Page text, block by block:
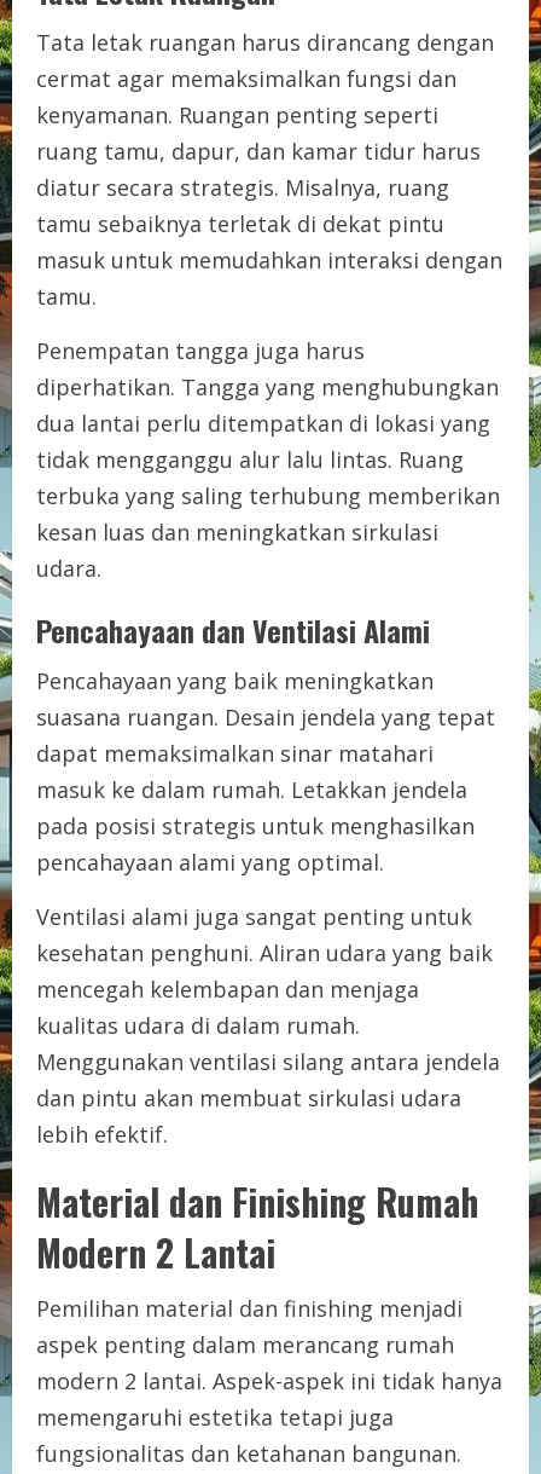
Tata letak ruangan harus dirancang dengan
cermat agar memaksimalkan fungsi dan
kenyamanan. Ruangan penting seperti
ruang tamu, dapur, dan kamar tidur harus
diatur secara strategis. Misalnya, ruang
tamu sebaiknya terletak di dekat pintu
masuk untuk memudahkan interaksi dengan
tamu.
Penempatan tangga juga harus
diperhatikan. Tangga yang menghubungkan
dua lantai perlu ditempatkan di lokasi yang
tidak mengganggu alur lalu lintas. Ruang
terbuka yang saling terhubung memberikan
kesan luas dan meningkatkan sirkulasi
udara.
Pencahayaan dan Ventilasi Alami
Pencahayaan yang baik meningkatkan
suasana ruangan. Desain jendela yang tepat
dapat memaksimalkan sinar matahari
masuk ke dalam rumah. Letakkan jendela
pada posisi strategis untuk menghasilkan
pencahayaan alami yang optimal.
Ventilasi alami juga sangat penting untuk
kesehatan penghuni. Aliran udara yang baik
mencegah kelembapan dan menjaga
kualitas udara di dalam rumah.
Menggunakan ventilasi silang antara jendela
dan pintu akan membuat sirkulasi udara
lebih efektif.
Material dan Finishing Rumah
Modern 2 Lantai
Pemilihan material dan finishing menjadi
aspek penting dalam merancang rumah
modern 2 lantai. Aspek-aspek ini tidak hanya
memengaruhi estetika tetapi juga
fungsionalitas dan ketahanan bangunan.